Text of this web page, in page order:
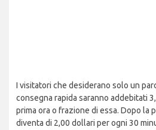
I visitatori che desiderano solo un
consegna rapida saranno addebitati
prima ora o frazione di essa. Dopo la
diventa di 2,00 dollari per ogni 30